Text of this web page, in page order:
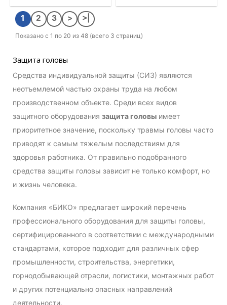
1 2 3 > >|
Показано с 1 по 20 из 48 (всего 3 страниц)
Защита головы
Средства индивидуальной защиты (СИЗ) являются
неотъемлемой частью охраны труда на любом
производственном объекте. Среди всех видов
защитного оборудования защита головы имеет
приоритетное значение, поскольку травмы головы часто
приводят к самым тяжелым последствиям для
здоровья работника. От правильно подобранного
средства защиты головы зависит не только комфорт, но
и жизнь человека.
Компания «БИКО» предлагает широкий перечень
профессионального оборудования для защиты головы,
сертифицированного в соответствии с международными
стандартами, которое подходит для различных сфер
промышленности, строительства, энергетики,
горнодобывающей отрасли, логистики, монтажных работ
и других потенциально опасных направлений
деятельности.